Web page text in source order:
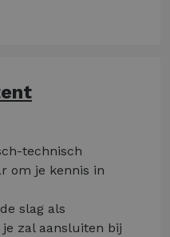
technisch
om je kennis in
slag als
zal aansluiten bij